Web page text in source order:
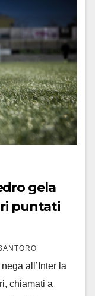
gela
puntati
all’Inter la
chiamati a